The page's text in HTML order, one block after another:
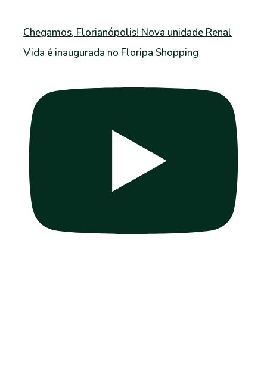
Chegamos, Florianópolis! Nova unidade Renal
Vida é inaugurada no Floripa Shopping